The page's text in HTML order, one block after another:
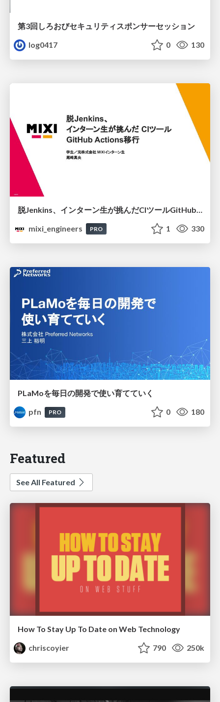
第3回しろおびセキュリティスポンサーセッション
log0417
0 130
mixi_engineers
PRO 1 330
PLaMoを毎日の開発で使い育てていく
pfn
PRO 0 180
Featured
See All Featured
How To Stay Up To Date on Web Technology
chriscoyier
790 250k